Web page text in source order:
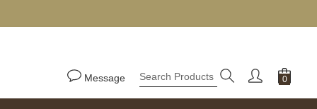
Message